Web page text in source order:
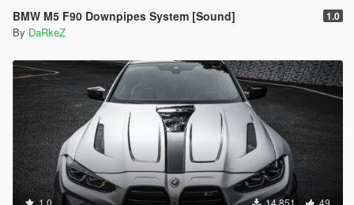
BMW M5 F90 Downpipes System [Sound] 1.0
By DaRkeZ